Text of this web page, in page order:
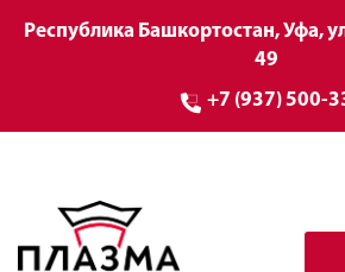
Республика Башкортостан, Уфа,
49
+7 (937) 500-